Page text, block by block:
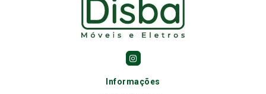
Informações